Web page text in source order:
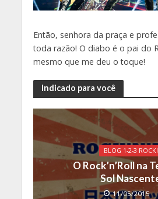
Então, senhora da praça e
toda razão! O diabo é o pai do
mesmo que me deu o toque!
Indicado para você
BLOG 1-2-3 ROCK!
O Rock’n’Roll na
Sol
11/05/2015